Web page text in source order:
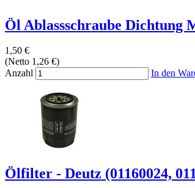
Öl Ablassschraube Dichtung
1,50 €
(Netto 1,26 €)
Anzahl
In den
Ölfilter - Deutz (01160024,